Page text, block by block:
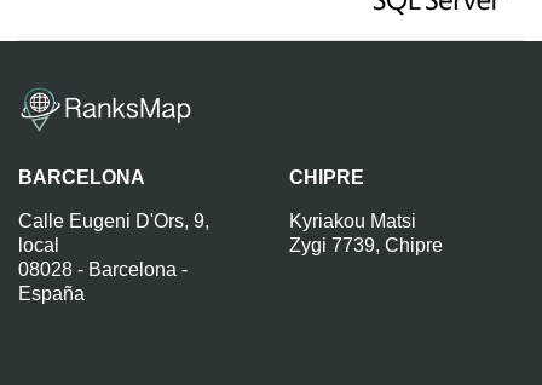
BARCELONA
Calle Eugeni D'Ors, 9,
local
08028 - Barcelona -
España
CHIPRE
Kyriakou Matsi
Zygi 7739, Chipre